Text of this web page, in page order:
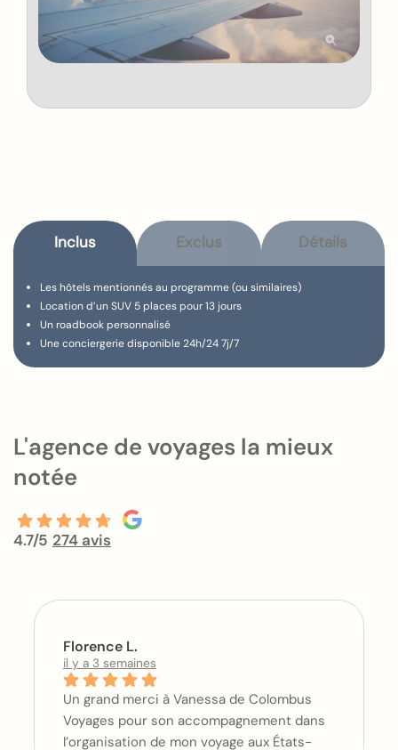
Inclus Exclus Détails
Les hôtels mentionnés au programme (ou similaires)
Location d’un SUV 5 places pour 13 jours
Un roadbook personnalisé
Une conciergerie disponible 24h/24 7j/7
L'agence de voyages la mieux
notée
4.7/5 274 avis
Florence L.
il y a 3 semaines
Un grand merci à Vanessa de Colombus
Voyages pour son accompagnement dans
l’organisation de mon voyage aux États-